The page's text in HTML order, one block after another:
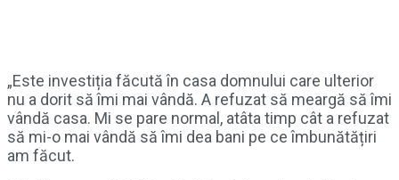
„Este investiția făcută în casa domnului care ulterior
nu a dorit să îmi mai vândă. A refuzat să meargă să îmi
vândă casa. Mi se pare normal, atâta timp cât a refuzat
să mi-o mai vândă să îmi dea bani pe ce îmbunătățiri
am făcut.